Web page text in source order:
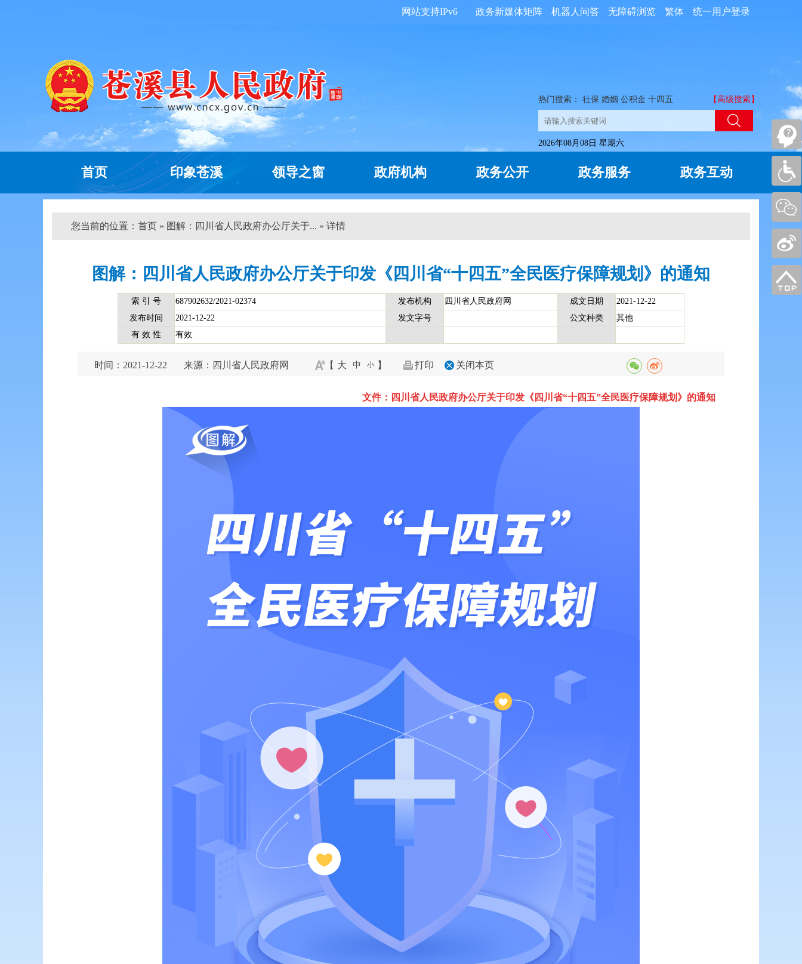
统一用户登录
繁体
无障碍浏览
机器人问答
政务新媒体矩阵
网站支持IPv6
热门搜索： 社保 婚姻 公积金 十四五 【高级搜索】
2026年08月08日 星期六
首页 印象苍溪 领导之窗 政府机构 政务公开 政务服务 政务互动
您当前的位置： 首页 » 图解：四川省人民政府办公厅关于... » 详情
图解：四川省人民政府办公厅关于印发《四川省“十四五”全民医疗保障规划》的通知
索 引 号 687902632/2021-02374 发布机构 四川省人民政府网 成文日期
2021-12-22
发布时间
2021-12-22 发文字号 公文种类
其他
有 效 性
有效
时间：2021-12-22 来源：四川省人民政府网 【 大 中 小 】 打印 关闭本页
文件： 四川省人民政府办公厅关于印发《四川省“十四五”全民医疗保障规划》的通知